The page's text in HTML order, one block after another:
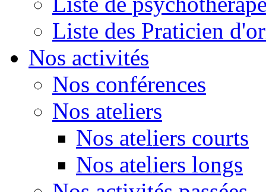
Liste des Praticien
Nos activités
Nos conférences
Nos ateliers
Nos ateliers courts
Nos ateliers longs